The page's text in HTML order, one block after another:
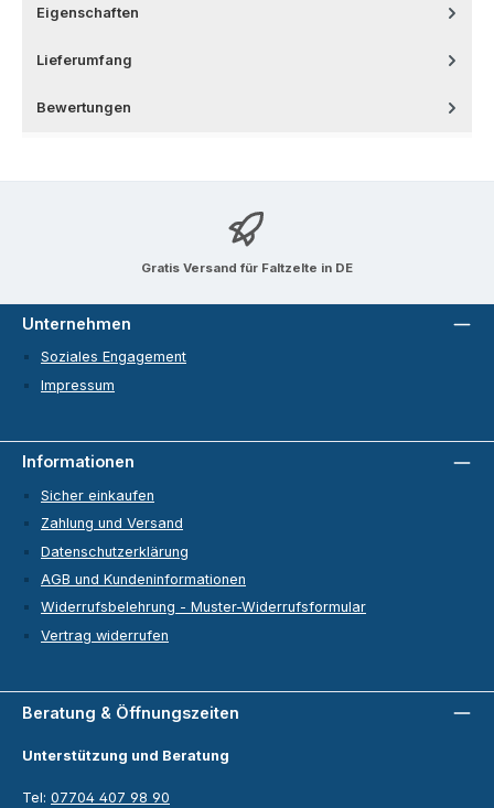
Eigenschaften
Lieferumfang
Bewertungen
Gratis Versand für Faltzelte in DE
Beratung & Öffnungszeiten
Unterstützung und Beratung
Tel: 07704 407 98 90
Unternehmen
Soziales Engagement
Impressum
Informationen
Sicher einkaufen
Zahlung und Versand
Datenschutzerklärung
AGB und Kundeninformationen
Widerrufsbelehrung - Muster-Widerrufsformular
Vertrag widerrufen